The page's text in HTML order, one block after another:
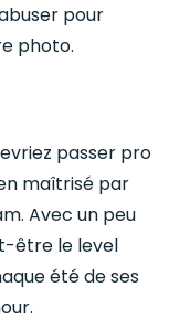
pour
photo.
passer pro
maîtrisé par
Avec un peu
être le level
été de ses